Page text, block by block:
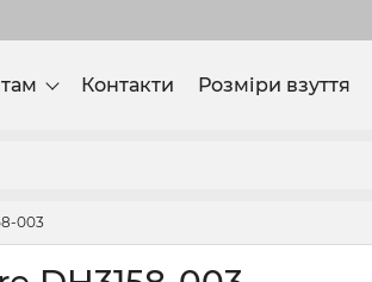
Контакти Розміри взуття
003